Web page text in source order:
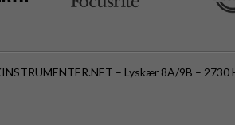
– Lyskær 8A/9B – 2730